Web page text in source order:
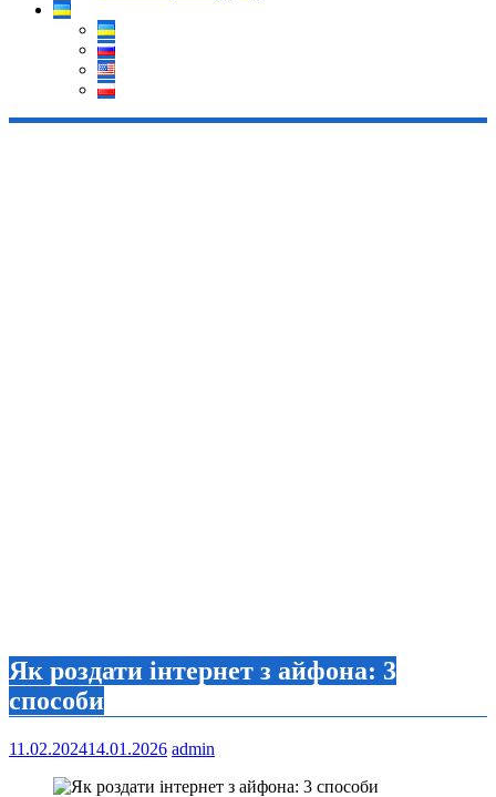
Як роздати інтернет з айфона: 3
способи
11.02.202414.01.2026 admin